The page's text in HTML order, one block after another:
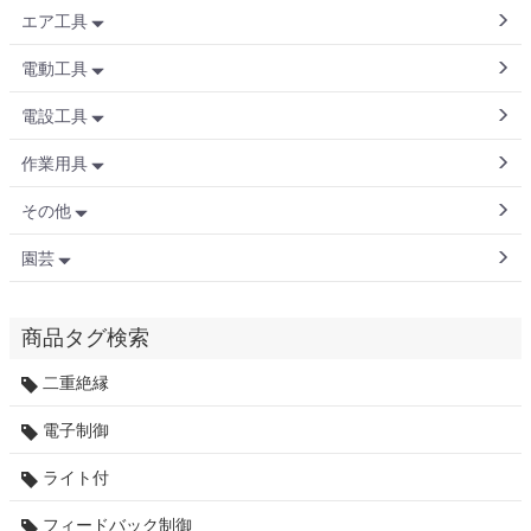
エア工具
電動工具
電設工具
作業用具
その他
園芸
商品タグ検索
二重絶縁
電子制御
ライト付
フィードバック制御